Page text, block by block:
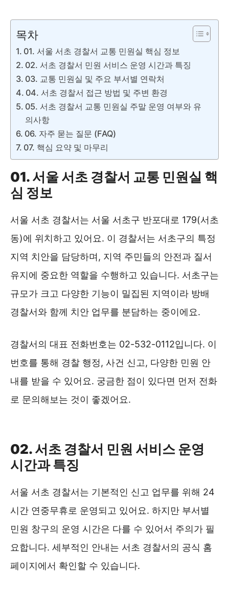
목차
01. 서울 서초 경찰서 교통 민원실 핵심 정보
02. 서초 경찰서 민원 서비스 운영 시간과 특징
03. 교통 민원실 및 주요 부서별 연락처
04. 서초 경찰서 접근 방법 및 주변 환경
05. 서초 경찰서 교통 민원실 주말 운영 여부와 유
의사항
06. 자주 묻는 질문 (FAQ)
07. 핵심 요약 및 마무리
01. 서울 서초 경찰서 교통 민원실 핵
심 정보
서울 서초 경찰서는 서울 서초구 반포대로 179(서초
동)에 위치하고 있어요. 이 경찰서는 서초구의 특정
지역 치안을 담당하며, 지역 주민들의 안전과 질서
유지에 중요한 역할을 수행하고 있습니다. 서초구는
규모가 크고 다양한 기능이 밀집된 지역이라 방배
경찰서와 함께 치안 업무를 분담하는 중이에요.
경찰서의 대표 전화번호는 02-532-0112입니다. 이
번호를 통해 경찰 행정, 사건 신고, 다양한 민원 안
내를 받을 수 있어요. 궁금한 점이 있다면 먼저 전화
로 문의해보는 것이 좋겠어요.
02. 서초 경찰서 민원 서비스 운영
시간과 특징
서울 서초 경찰서는 기본적인 신고 업무를 위해 24
시간 연중무휴로 운영되고 있어요. 하지만 부서별
민원 창구의 운영 시간은 다를 수 있어서 주의가 필
요합니다. 세부적인 안내는 서초 경찰서의 공식 홈
페이지에서 확인할 수 있습니다.